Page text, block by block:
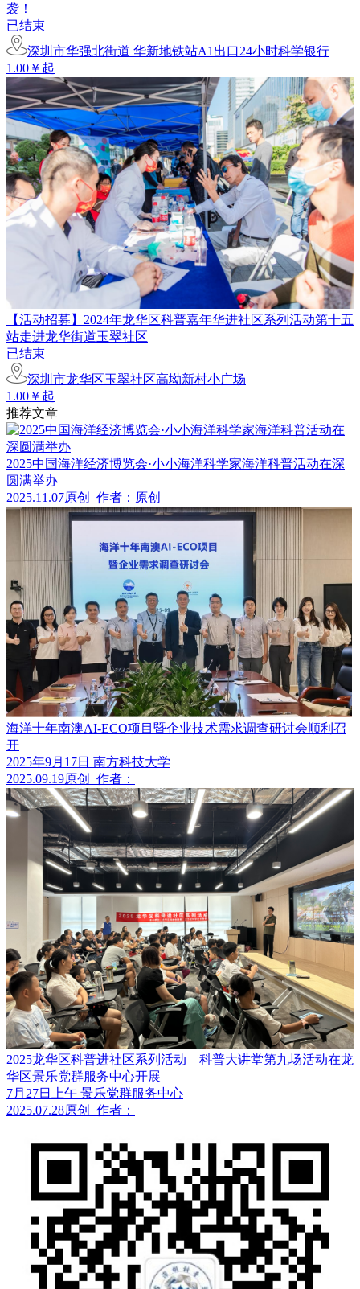
袭！
已结束
深圳市华强北街道 华新地铁站A1出口24小时科学银行
1.00￥起
【活动招募】2024年龙华区科普嘉年华进社区系列活动第十五
站走进龙华街道玉翠社区
已结束
深圳市龙华区玉翠社区高坳新村小广场
1.00￥起
推荐文章
2025中国海洋经济博览会·小小海洋科学家海洋科普活动在深
圆满举办
2025.11.07原创 作者：原创
海洋十年南澳AI-ECO项目暨企业技术需求调查研讨会顺利召
开
2025年9月17日 南方科技大学
2025.09.19原创 作者：
2025龙华区科普进社区系列活动—科普大讲堂第九场活动在龙
华区景乐党群服务中心开展
7月27日上午 景乐党群服务中心
2025.07.28原创 作者：